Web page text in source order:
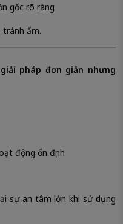
gốc rõ ràng
tránh ẩm.
pháp đơn giản nhưng
động ổn định
sự an tâm lớn khi sử dụng